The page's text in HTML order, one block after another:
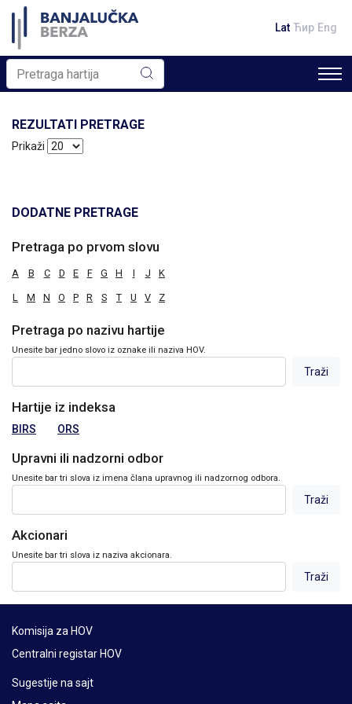
Lat Ћир Eng
REZULTATI PRETRAGE
Prikaži
DODATNE PRETRAGE
Pretraga po prvom slovu
A B C D E F G H I J K
L M N O P R S T U V Z
Pretraga po nazivu hartije
Unesite bar jedno slovo iz oznake ili naziva HOV.
Hartije iz indeksa
BIRS ORS
Upravni ili nadzorni odbor
Unesite bar tri slova iz imena člana upravnog ili nadzornog odbora.
Akcionari
Unesite bar tri slova iz naziva akcionara.
Komisija za HOV
Centralni registar HOV
Sugestije na sajt